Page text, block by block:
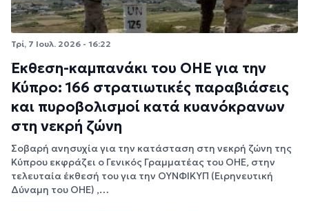
Τρί, 7 Ιουλ. 2026 - 16:22
Έκθεση-καμπανάκι του ΟΗΕ για την
Κύπρο: 166 στρατιωτικές παραβιάσεις
και πυροβολισμοί κατά κυανόκρανων
στη νεκρή ζώνη
Σοβαρή ανησυχία για την κατάσταση στη νεκρή ζώνη της
Κύπρου εκφράζει ο Γενικός Γραμματέας του ΟΗΕ, στην
τελευταία έκθεσή του για την ΟΥΝΦΙΚΥΠ (Ειρηνευτική
Δύναμη του ΟΗΕ) ,…